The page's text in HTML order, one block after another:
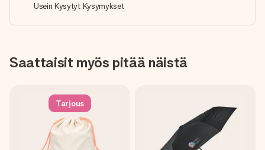
Usein Kysytyt Kysymykset
Saattaisit myös pitää näistä
Tarjous